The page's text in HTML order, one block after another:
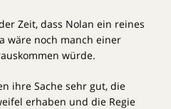
Zeit, dass Nolan ein reines
wäre noch manch einer
würde.
ihre Sache sehr gut, die
erhaben und die Regie